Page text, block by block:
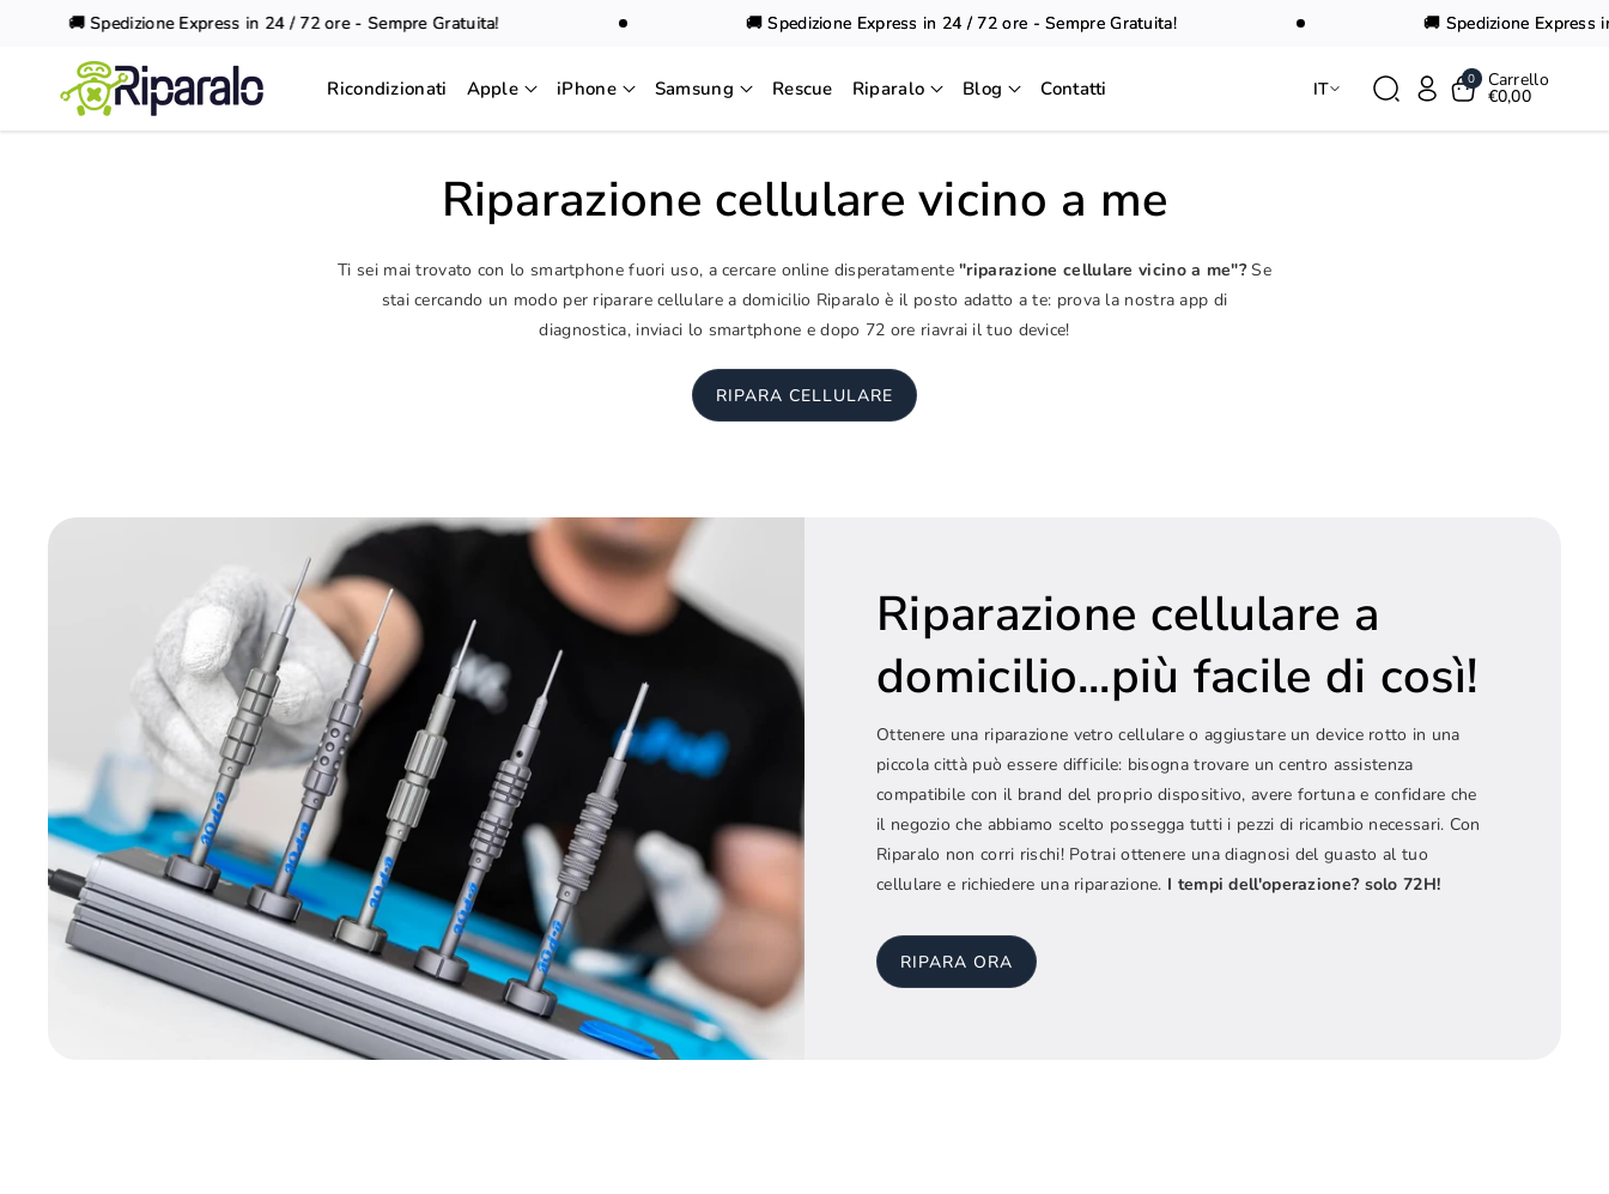
contenuto
🚚 Spedizione Express in 24 / 72 ore - Sempre Gratuita! 🚚 Spedizione Express in 24 / 72 ore - Sempre Gratuita! 🚚 Spedizione Express in
Ricondizionati Apple iPhone Samsung Rescue Riparalo Blog Contatti IT 0 Carrello
€0,00
Riparazione cellulare vicino a me
Ti sei mai trovato con lo smartphone fuori uso, a cercare online disperatamente"riparazione cellulare vicino a me"?Se
stai cercando un modo per riparare cellulare a domicilio Riparalo è il posto adatto a te: prova la nostra app di
diagnostica, inviaci lo smartphone e dopo 72 ore riavrai il tuo device!
RIPARA CELLULARE
Riparazione cellulare a
domicilio...più facile di così!
Ottenere una riparazione vetro cellulare o aggiustare un device rotto in una
piccola città può essere difficile: bisogna trovare un centro assistenza
compatibile con il brand del proprio dispositivo, avere fortuna e confidare che
il negozio che abbiamo scelto possegga tutti i pezzi di ricambio necessari. Con
Riparalo non corri rischi! Potrai ottenere una diagnosi del guasto al tuo
cellulare e richiedere una riparazione. I tempi dell'operazione? solo 72H!
RIPARA ORA